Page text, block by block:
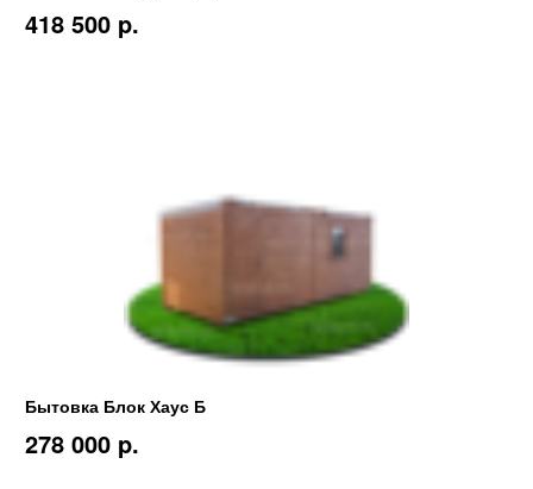
418 500 p.
Бытовка Блок Хаус Б
278 000 p.